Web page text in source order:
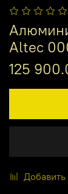
Altec
125
Добавить